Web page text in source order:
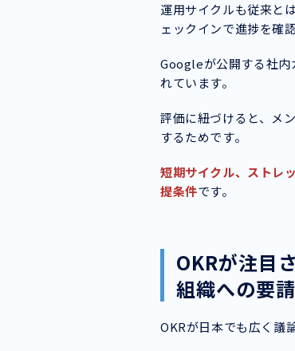
運用サイクルも従来と
ェックインで進捗を確
Googleが公開する社内
れています。
評価に紐づけると、メ
するためです。
短期サイクル、ストレ
提条件です。
OKRが注目
組織への要請
OKRが日本でも広く議